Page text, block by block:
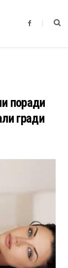
F
b
поради
гради